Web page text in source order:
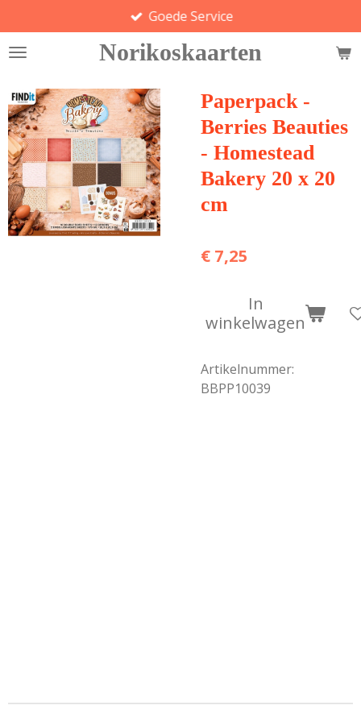
direct
naar
hoofdinhoud
Norikoskaarten
Goede Service
Paperpack -
Berries Beauties
- Homestead
Bakery 20 x 20
cm
€ 7,25
In
winkelwagen
Artikelnummer:
BBPP10039